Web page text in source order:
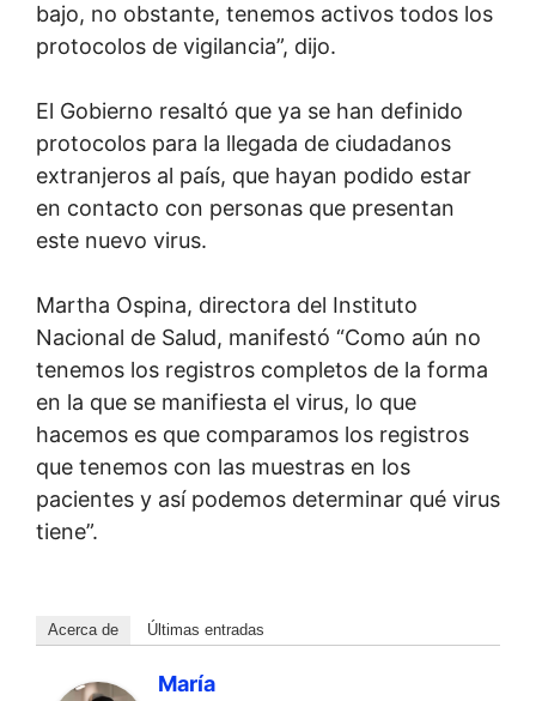
bajo, no obstante, tenemos activos todos los
protocolos de vigilancia”, dijo.
El Gobierno resaltó que ya se han definido
protocolos para la llegada de ciudadanos
extranjeros al país, que hayan podido estar
en contacto con personas que presentan
este nuevo virus.
Martha Ospina, directora del Instituto
Nacional de Salud, manifestó “Como aún no
tenemos los registros completos de la forma
en la que se manifiesta el virus, lo que
hacemos es que comparamos los registros
que tenemos con las muestras en los
pacientes y así podemos determinar qué virus
tiene”.
Acerca de Últimas entradas
María